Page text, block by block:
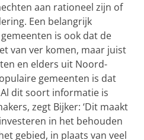
aan rationeel zijn of
Een belangrijk
is ook dat de
van ver komen, maar juist
en elders uit Noord-
gemeenten is dat
dit soort informatie is
zegt Bijker: ‘Dit maakt
in het behouden
gebied, in plaats van veel